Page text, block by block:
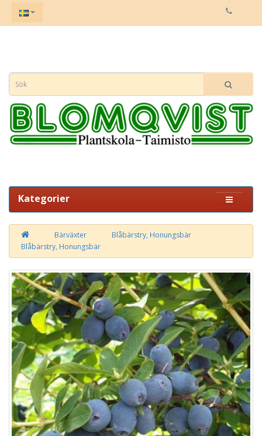
Kategorier
Bärväxter
Blåbärstry, Honungsbär
Blåbärstry, Honungsbär